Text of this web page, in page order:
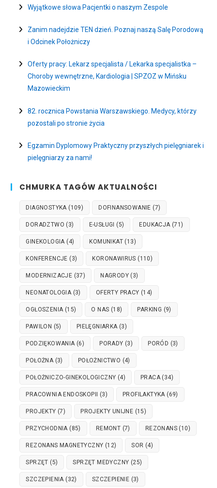
Wyjątkowe słowa Pacjentki o naszym Zespole
Zanim nadejdzie TEN dzień. Poznaj naszą Salę Porodową
i Odcinek Położniczy
Oferty pracy: Lekarz specjalista / Lekarka specjalistka –
Choroby wewnętrzne, Kardiologia | SPZOZ w Mińsku
Mazowieckim
82. rocznica Powstania Warszawskiego. Medycy, którzy
pozostali po stronie życia
Egzamin Dyplomowy Praktyczny przyszłych pielęgniarek i
pielęgniarzy za nami!
CHMURKA TAGÓW AKTUALNOŚCI
DIAGNOSTYKA (109) DOFINANSOWANIE (7)
DORADZTWO (3) E-USŁUGI (5) EDUKACJA (71)
GINEKOLOGIA (4) KOMUNIKAT (13)
KONFERENCJE (3) KORONAWIRUS (110)
MODERNIZACJE (37) NAGRODY (3)
NEONATOLOGIA (3) OFERTY PRACY (14)
OGŁOSZENIA (15) O NAS (18) PARKING (9)
PAWILON (5) PIELĘGNIARKA (3)
PODZIĘKOWANIA (6) PORADY (3) PORÓD (3)
POŁOŻNA (3) POŁOŻNICTWO (4)
POŁOŻNICZO-GINEKOLOGICZNY (4) PRACA (34)
PRACOWNIA ENDOSKOPII (3) PROFILAKTYKA (69)
PROJEKTY (7) PROJEKTY UNIJNE (15)
PRZYCHODNIA (85) REMONT (7) REZONANS (10)
REZONANS MAGNETYCZNY (12) SOR (4)
SPRZĘT (5) SPRZĘT MEDYCZNY (25)
SZCZEPIENIA (32) SZCZEPIENIE (3)